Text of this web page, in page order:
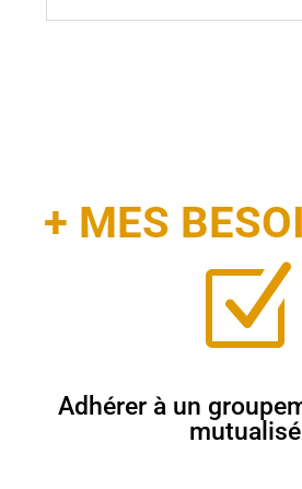
+ MES
Z
Adhérer à un
mutualisé